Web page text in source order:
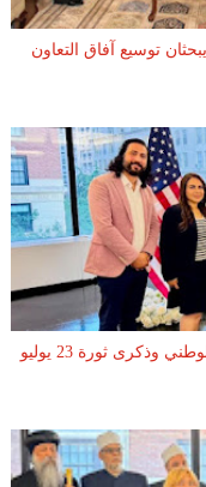
توسيع آفاق التعاون
القنصلية المصرية في نيويورك تحتفي بالعيد الوطني وذكرى ثورة 23 يوليو